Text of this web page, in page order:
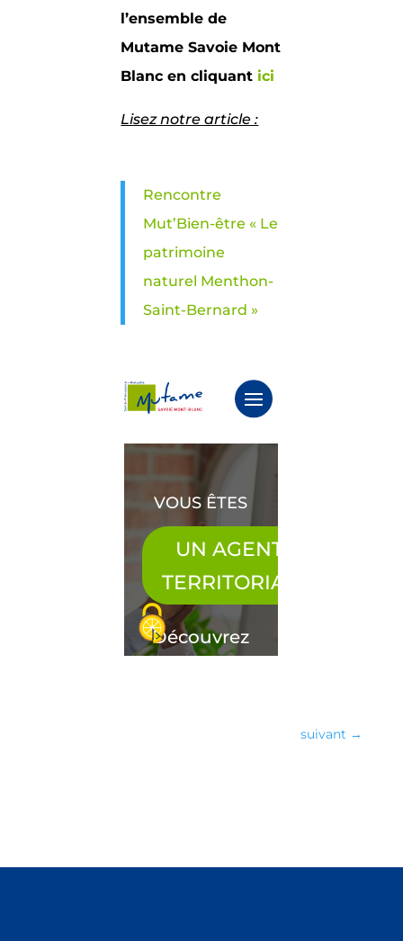
l’ensemble de
Mutame Savoie Mont
Blanc en cliquantici
Lisez notre article :
Rencontre
Mut’Bien-être « Le
patrimoine
naturel Menthon-
Saint-Bernard »
suivant →